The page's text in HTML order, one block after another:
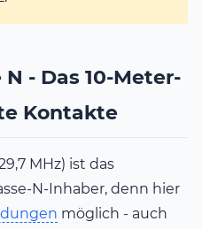
- Das 10-Meter-
Kontakte
MHz) ist das
N-Inhaber, denn hier
möglich - auch